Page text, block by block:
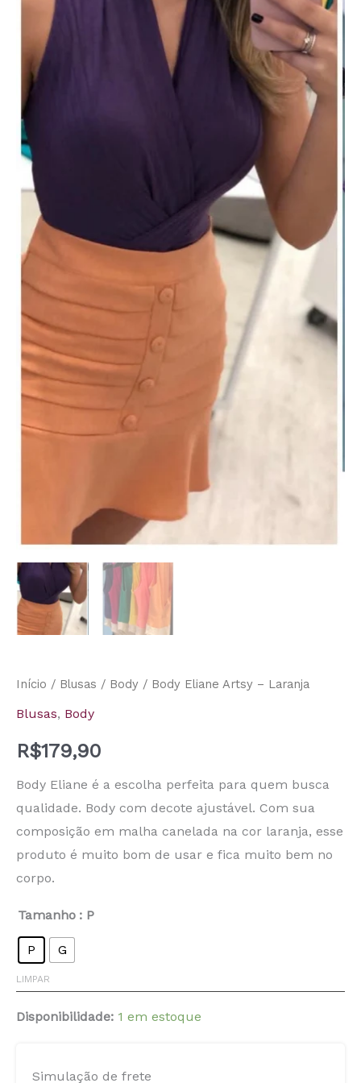
Início / Blusas / Body / Body Eliane Artsy – Laranja
Blusas, Body
R$179,90
Body Eliane é a escolha perfeita para quem busca
qualidade. Body com decote ajustável. Com sua
composição em malha canelada na cor laranja, esse
produto é muito bom de usar e fica muito bem no
corpo.
Tamanho : P
P G
LIMPAR
Disponibilidade: 1 em estoque
Simulação de frete
Laranja
quantidade